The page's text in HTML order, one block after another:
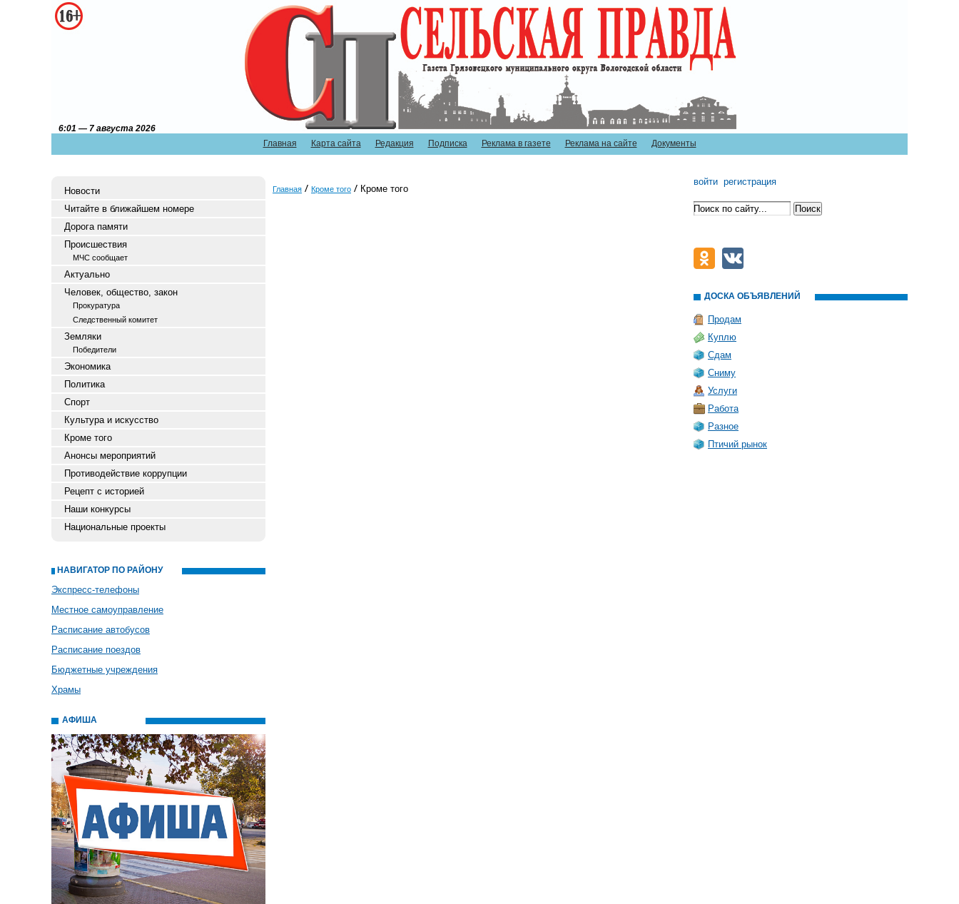
Главная Карта сайта Редакция Подписка Реклама в газете Реклама на сайте Документы
6:01 — 7 августа 2026
Новости
Читайте в ближайшем номере
Дорога памяти
Происшествия
МЧС сообщает
Актуально
Человек, общество, закон
Прокуратура
Следственный комитет
Земляки
Победители
Экономика
Политика
Спорт
Культура и искусство
Кроме того
Анонсы мероприятий
Противодействие коррупции
Рецепт с историей
Наши конкурсы
Национальные проекты
НАВИГАТОР ПО РАЙОНУ
Экспресс-телефоны
Местное самоуправление
Расписание автобусов
Расписание поездов
Бюджетные учреждения
Храмы
АФИША
Главная Кроме того Кроме того
войти регистрация
ДОСКА ОБЪЯВЛЕНИЙ
Продам
Куплю
Сдам
Сниму
Услуги
Работа
Разное
Птичий рынок